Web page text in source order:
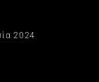
2024